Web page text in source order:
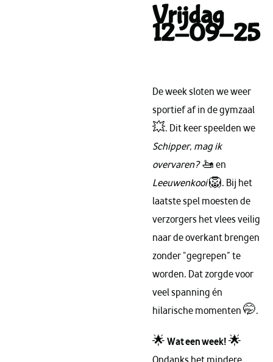
Vrijdag
12-09-25
De week sloten we weer
sportief af in de gymzaal
💥. Dit keer speelden we
Schipper, mag ik
overvaren?🚤 en
Leeuwenkooi🦁. Bij het
laatste spel moesten de
verzorgers het vlees veilig
naar de overkant brengen
zonder “gegrepen” te
worden. Dat zorgde voor
veel spanning én
hilarische momenten 🤭.
🌟Wat een week!🌟